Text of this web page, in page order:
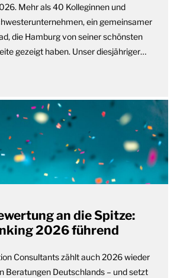
Mehr als 40 Kolleginnen und
ein gemeinsamer
die Hamburg von seiner schönsten
gezeigt haben. Unser diesjähriger…
an die Spitze:
2026 führend
Consultants zählt auch 2026 wieder
Beratungen Deutschlands – und setzt